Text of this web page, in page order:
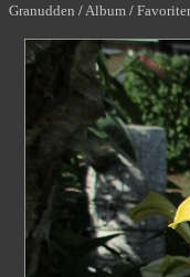
Granudden /Album / Favoriter